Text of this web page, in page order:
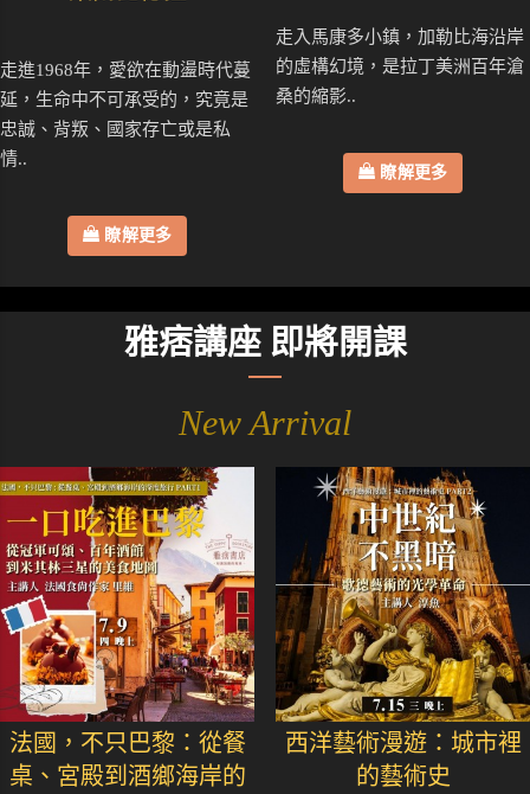
走進1968年，愛欲在動盪時代蔓
延，生命中不可承受的，究竟是
忠誠、背叛、國家存亡或是私
情..
瞭解更多
走入馬康多小鎮，加勒比海沿岸
的虛構幻境，是拉丁美洲百年滄
桑的縮影..
瞭解更多
雅痞講座 即將開課
New Arrival
法國，不只巴黎：從餐
桌、宮殿到酒鄉海岸的
西洋藝術漫遊：城市裡
的藝術史